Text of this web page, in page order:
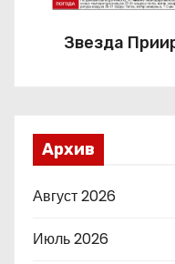
Звезда
Архив
Август 2026
Июль 2026